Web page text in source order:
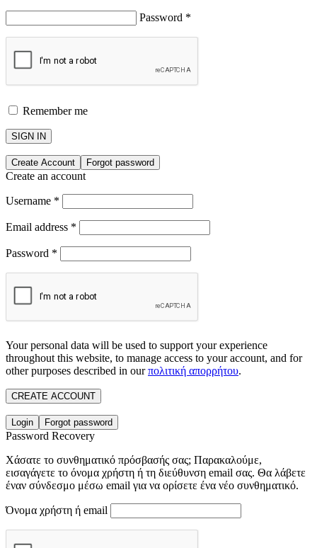
Password *
Remember me
SIGN IN
Create Account Forgot password
Create an account
Username *
Email address *
Password *
Your personal data will be used to support your experience
throughout this website, to manage access to your account, and for
other purposes described in ourπολιτική απορρήτου.
CREATE ACCOUNT
Login Forgot password
Password Recovery
Χάσατε το συνθηματικό πρόσβασής σας; Παρακαλούμε,
εισαγάγετε το όνομα χρήστη ή τη διεύθυνση email σας. Θα λάβετε
έναν σύνδεσμο μέσω email για να ορίσετε ένα νέο συνθηματικό.
Όνομα χρήστη ή email